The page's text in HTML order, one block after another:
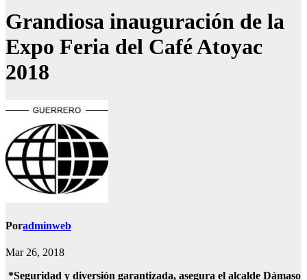
Grandiosa inauguración de la
Expo Feria del Café Atoyac
2018
Poradminweb
Mar 26, 2018
*Seguridad y diversión garantizada, asegura el alcalde Dámaso